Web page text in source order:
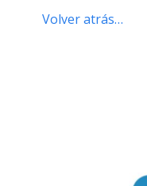
Volver atrás…